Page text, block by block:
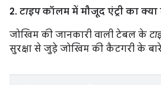
2. टाइपकॉलम में मौजूद एंट्री का
जोखिम की जानकारी वाली टेबल के
सुरक्षा से जुड़े जोखिम की कैटगरी के